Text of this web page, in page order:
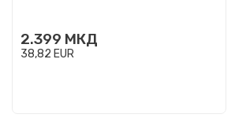
2.399 МКД
38,82 EUR